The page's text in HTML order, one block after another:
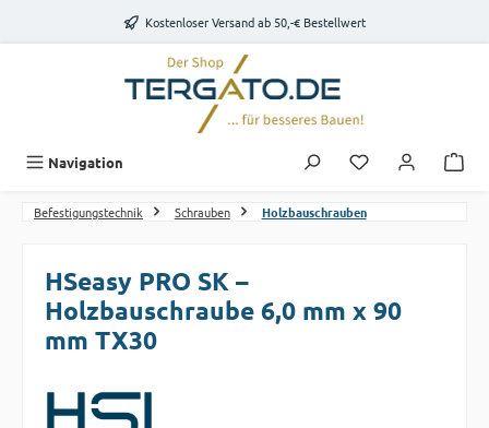
Zum Hauptinhalt springenKostenloser Versand ab 50,-€ Bestellwert
Navigation Du hast 0
Befestigungstechnik Schrauben Holzbauschrauben
HSeasy PRO SK –
Holzbauschraube 6,0 mm x 90
mm TX30